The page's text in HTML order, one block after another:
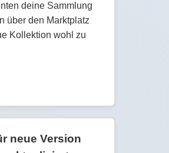
deine Sammlung
über den Marktplatz
Kollektion wohl zu
neue Version